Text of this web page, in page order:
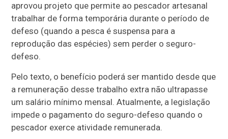
aprovou projeto que permite ao pescador artesanal
trabalhar de forma temporária durante o período de
defeso (quando a pesca é suspensa para a
reprodução das espécies) sem perder o seguro-
defeso.
Pelo texto, o benefício poderá ser mantido desde que
a remuneração desse trabalho extra não ultrapasse
um salário mínimo mensal. Atualmente, a legislação
impede o pagamento do seguro-defeso quando o
pescador exerce atividade remunerada.